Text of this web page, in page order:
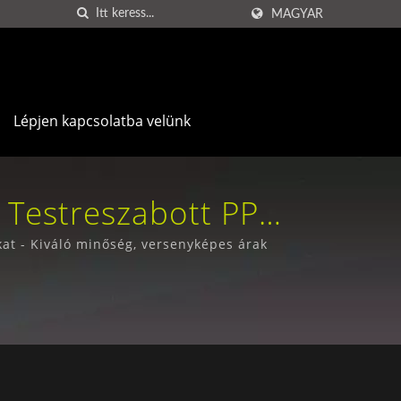
MAGYAR
Lépjen kapcsolatba velünk
PP
Press Co., Ltd.
- Kiváló minőség, versenyképes árak